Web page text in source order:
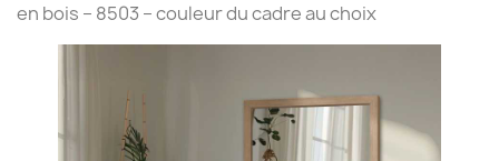
en bois – 8503 – couleur du cadre au choix